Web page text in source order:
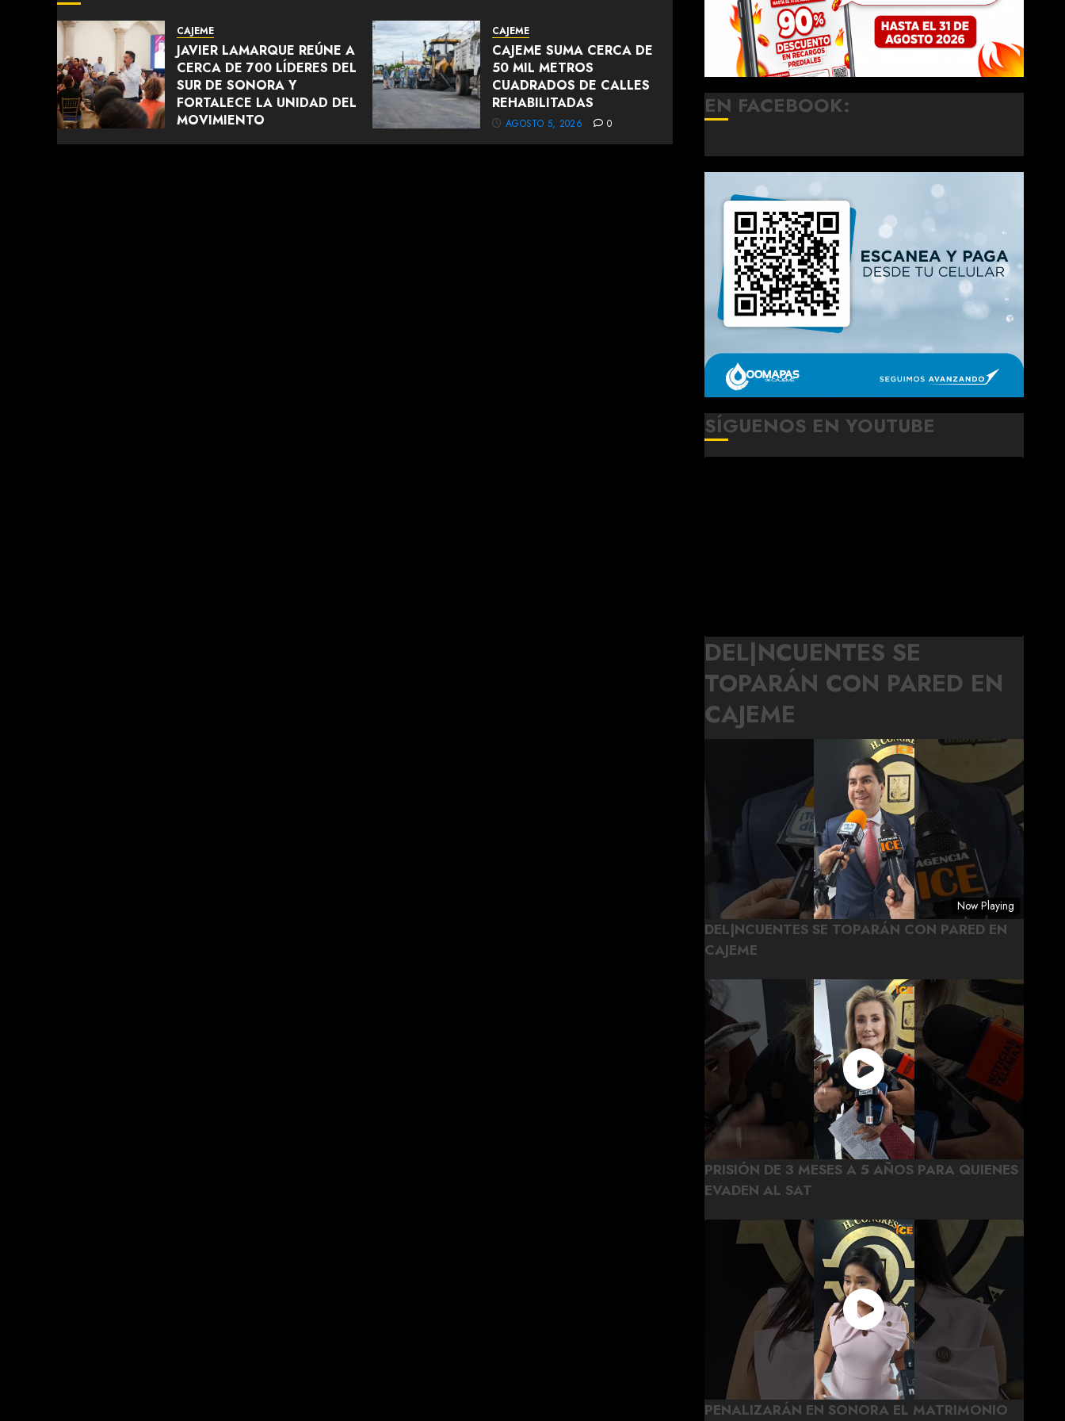
CAJEME
JAVIER LAMARQUE REÚNE A
CERCA DE 700 LÍDERES DEL
SUR DE SONORA Y
FORTALECE LA UNIDAD DEL
MOVIMIENTO
AGOSTO 5, 2026 0
CAJEME
CAJEME SUMA CERCA DE
50 MIL METROS
CUADRADOS DE CALLES
REHABILITADAS
AGOSTO 5, 2026 0
EN FACEBOOK:
SÍGUENOS EN YOUTUBE
DEL|NCUENTES SE
TOPARÁN CON PARED EN
CAJEME
Now Playing
DEL|NCUENTES SE TOPARÁN CON PARED EN
CAJEME
PRISIÓN DE 3 MESES A 5 AÑOS PARA QUIENES
EVADEN AL SAT
PENALIZARÁN EN SONORA EL MATRIMONIO